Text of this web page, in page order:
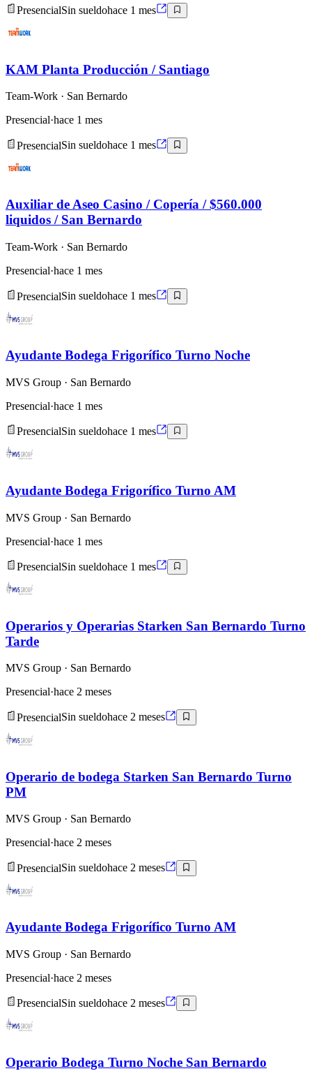
PresencialSin sueldohace 1 mes
KAM Planta Producción / Santiago
Team-Work · San Bernardo
Presencial·hace 1 mes
PresencialSin sueldohace 1 mes
Auxiliar de Aseo Casino / Copería / $560.000
liquidos / San Bernardo
Team-Work · San Bernardo
Presencial·hace 1 mes
PresencialSin sueldohace 1 mes
Ayudante Bodega Frigorífico Turno Noche
MVS Group · San Bernardo
Presencial·hace 1 mes
PresencialSin sueldohace 1 mes
Ayudante Bodega Frigorífico Turno AM
MVS Group · San Bernardo
Presencial·hace 1 mes
PresencialSin sueldohace 1 mes
Operarios y Operarias Starken San Bernardo Turno
Tarde
MVS Group · San Bernardo
Presencial·hace 2 meses
PresencialSin sueldohace 2 meses
Operario de bodega Starken San Bernardo Turno
PM
MVS Group · San Bernardo
Presencial·hace 2 meses
PresencialSin sueldohace 2 meses
Ayudante Bodega Frigorífico Turno AM
MVS Group · San Bernardo
Presencial·hace 2 meses
PresencialSin sueldohace 2 meses
Operario Bodega Turno Noche San Bernardo